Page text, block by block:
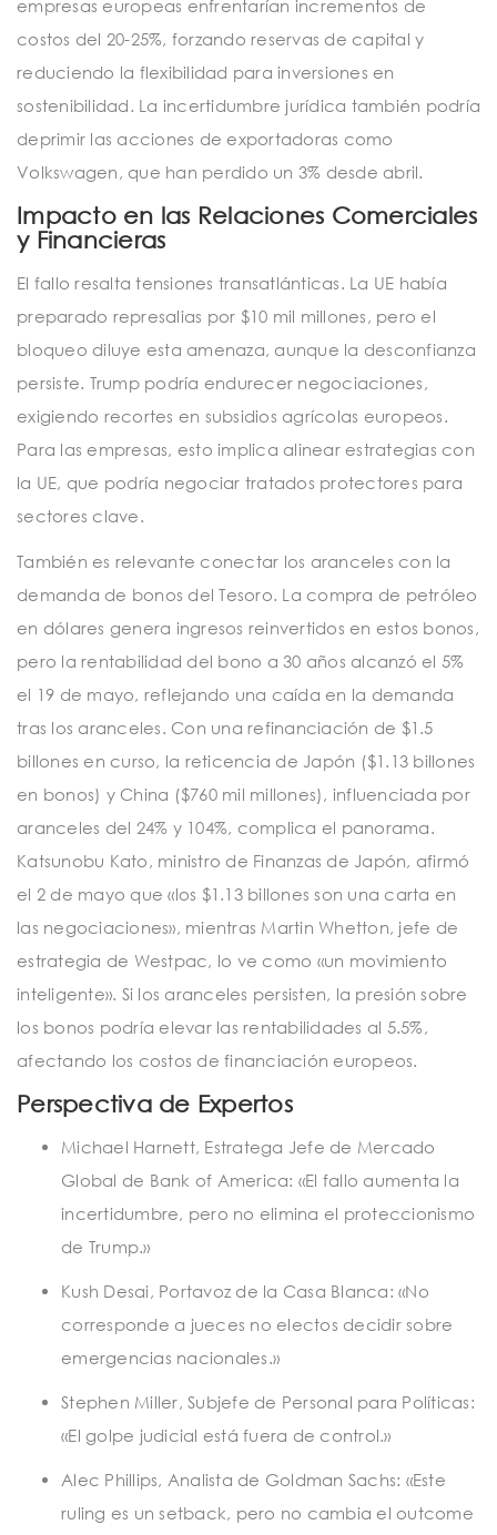
empresas europeas enfrentarían incrementos de
costos del 20-25%, forzando reservas de capital y
reduciendo la flexibilidad para inversiones en
sostenibilidad. La incertidumbre jurídica también podría
deprimir las acciones de exportadoras como
Volkswagen, que han perdido un 3% desde abril.
Impacto en las Relaciones Comerciales
y Financieras
El fallo resalta tensiones transatlánticas. La UE había
preparado represalias por $10 mil millones, pero el
bloqueo diluye esta amenaza, aunque la desconfianza
persiste. Trump podría endurecer negociaciones,
exigiendo recortes en subsidios agrícolas europeos.
Para las empresas, esto implica alinear estrategias con
la UE, que podría negociar tratados protectores para
sectores clave.
También es relevante conectar los aranceles con la
demanda de bonos del Tesoro. La compra de petróleo
en dólares genera ingresos reinvertidos en estos bonos,
pero la rentabilidad del bono a 30 años alcanzó el 5%
el 19 de mayo, reflejando una caída en la demanda
tras los aranceles. Con una refinanciación de $1.5
billones en curso, la reticencia de Japón ($1.13 billones
en bonos) y China ($760 mil millones), influenciada por
aranceles del 24% y 104%, complica el panorama.
Katsunobu Kato, ministro de Finanzas de Japón, afirmó
el 2 de mayo que «los $1.13 billones son una carta en
las negociaciones», mientras Martin Whetton, jefe de
estrategia de Westpac, lo ve como «un movimiento
inteligente». Si los aranceles persisten, la presión sobre
los bonos podría elevar las rentabilidades al 5.5%,
afectando los costos de financiación europeos.
Perspectiva de Expertos
Michael Harnett, Estratega Jefe de Mercado
Global de Bank of America: «El fallo aumenta la
incertidumbre, pero no elimina el proteccionismo
de Trump.»
Kush Desai, Portavoz de la Casa Blanca: «No
corresponde a jueces no electos decidir sobre
emergencias nacionales.»
Stephen Miller, Subjefe de Personal para Políticas:
«El golpe judicial está fuera de control.»
Alec Phillips, Analista de Goldman Sachs: «Este
ruling es un setback, pero no cambia el outcome